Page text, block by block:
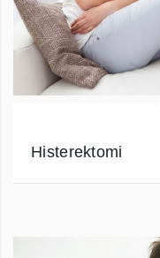
Histerektomi